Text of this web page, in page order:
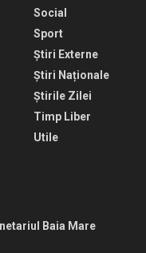
Social
Sport
Știri Externe
Știri Naționale
Știrile Zilei
Timp Liber
Utile
Baia Mare